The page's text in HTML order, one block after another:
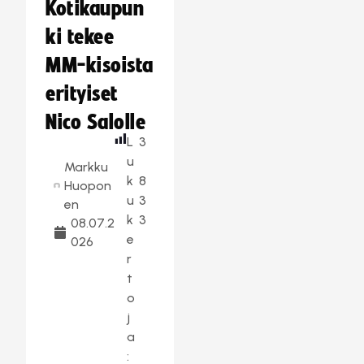
Kotikaupun
ki tekee
MM-kisoista
erityiset
Nico Salolle
Markku
Huopon
en
08.07.2
026
L
u
k
u
k
e
r
t
o
j
a
:
3
8
3
3